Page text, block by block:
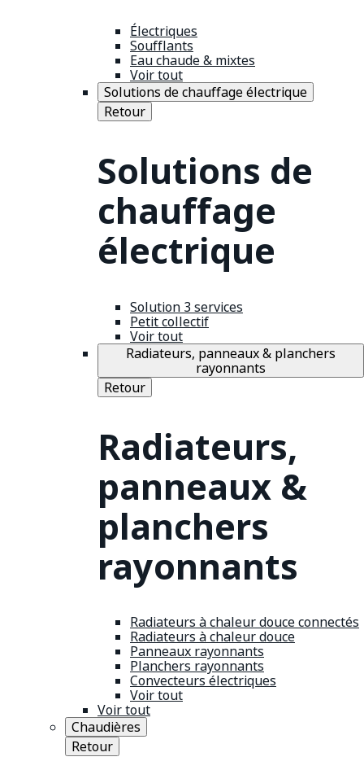
Électriques
Soufflants
Eau chaude & mixtes
Voir tout
Solutions de chauffage électrique
Retour
Solutions de
chauffage
électrique
Solution 3 services
Petit collectif
Voir tout
Radiateurs, panneaux & planchers
rayonnants
Retour
Radiateurs,
panneaux &
planchers
rayonnants
Radiateurs à chaleur douce connectés
Radiateurs à chaleur douce
Panneaux rayonnants
Planchers rayonnants
Convecteurs électriques
Voir tout
Voir tout
Chaudières
Retour